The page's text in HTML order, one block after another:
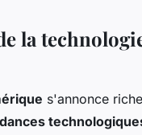
la
s'annonce